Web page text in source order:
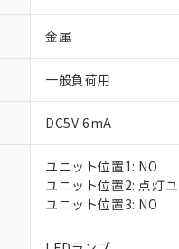
金属
一般負荷用
DC5V 6mA
ユニット位置1: NO
ユニット位置2: 点灯
ユニット位置3: NO